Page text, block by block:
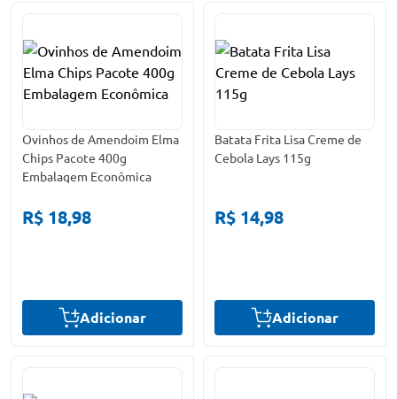
Ovinhos de Amendoim Elma
Chips Pacote 400g
Embalagem Econômica
R$ 18,98
Adicionar
Batata Frita Lisa Creme de
Cebola Lays 115g
R$ 14,98
Adicionar